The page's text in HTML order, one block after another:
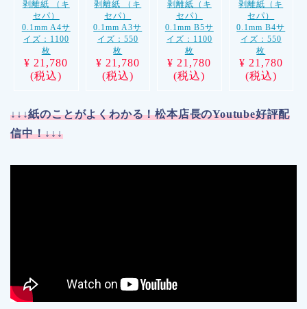
剥離紙 （キ
セパ）
0.1mm A4サ
イズ：1100
枚
¥ 21,780
(税込)
剥離紙 （キ
セパ）
0.1mm A3サ
イズ：550
枚
¥ 21,780
(税込)
剥離紙（キ
セパ）
0.1mm B5サ
イズ：1100
枚
¥ 21,780
(税込)
剥離紙（キ
セパ）
0.1mm B4サ
イズ：550
枚
¥ 21,780
(税込)
↓↓↓紙のことがよくわかる！松本店長のYoutube好評配
信中！↓↓↓